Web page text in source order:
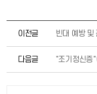
이전글 빈대 예방 및
다음글 "조기정신증